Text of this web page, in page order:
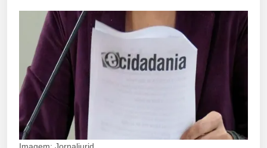
Imagem: Jornaljurid